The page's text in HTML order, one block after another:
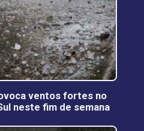
ventos fortes no
neste fim de semana